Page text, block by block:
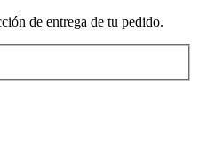
de entrega de tu pedido.